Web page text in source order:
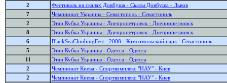
2
Фестиваль на скалах Довбуша - Скалы Довбуша - Львов
7
Чемпионат Украины - Севастополь - Севастополь
2
Этап Кубка Украины - Днепропетровск - Днепропетровск
8
Этап Кубка Украины - Днепропетровск - Днепропетровск
6
BlackSeaClimbingFest - 2008 - Комсомольский парк - Севастополь
5
Этап Кубка Украины - Одесса - Одесса
11
Этап Кубка Украины - Одесса - Одесса
2
Чемпионат Киева - Спорткомплекс "НАУ" - Киев
2
Чемпионат Киева - Спорткомплекс "НАУ" - Киев